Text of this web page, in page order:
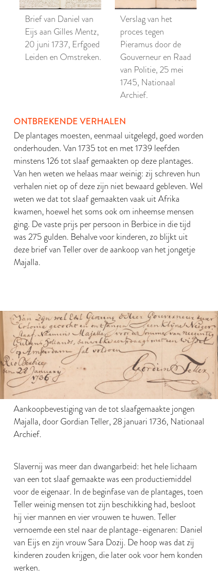
Brief van Daniel van
Eijs aan Gilles Mentz,
20 juni 1737, Erfgoed
Leiden en Omstreken.
Verslag van het
proces tegen
Pieramus door de
Gouverneur en Raad
van Politie, 25 mei
1745, Nationaal
Archief.
ONTBREKENDE VERHALEN
De plantages moesten, eenmaal uitgelegd, goed worden
onderhouden. Van 1735 tot en met 1739 leefden
minstens 126 tot slaaf gemaakten op deze plantages.
Van hen weten we helaas maar weinig: zij schreven hun
verhalen niet op of deze zijn niet bewaard gebleven. Wel
weten we dat tot slaaf gemaakten vaak uit Afrika
kwamen, hoewel het soms ook om inheemse mensen
ging. De vaste prijs per persoon in Berbice in die tijd
was 275 gulden. Behalve voor kinderen, zo blijkt uit
deze brief van Teller over de aankoop van het jongetje
Majalla.
Aankoopbevestiging van de tot slaafgemaakte jongen
Majalla, door Gordian Teller, 28 januari 1736, Nationaal
Archief.
Slavernij was meer dan dwangarbeid: het hele lichaam
van een tot slaaf gemaakte was een productiemiddel
voor de eigenaar. In de beginfase van de plantages, toen
Teller weinig mensen tot zijn beschikking had, besloot
hij vier mannen en vier vrouwen te huwen. Teller
vernoemde een stel naar de plantage-eigenaren: Daniel
van Eijs en zijn vrouw Sara Dozij. De hoop was dat zij
kinderen zouden krijgen, die later ook voor hem konden
werken.